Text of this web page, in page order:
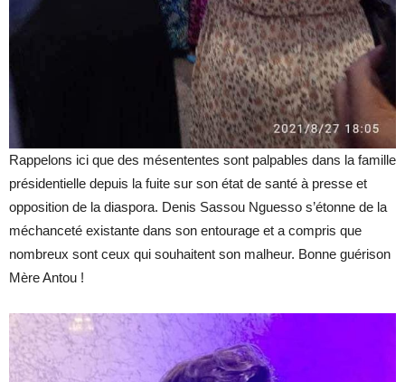
Rappelons ici que des mésententes sont palpables dans la famille
présidentielle depuis la fuite sur son état de santé à presse et
opposition de la diaspora. Denis Sassou Nguesso s’étonne de la
méchanceté existante dans son entourage et a compris que
nombreux sont ceux qui souhaitent son malheur. Bonne guérison
Mère Antou !